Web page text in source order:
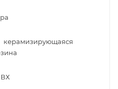
керамизирующаяся